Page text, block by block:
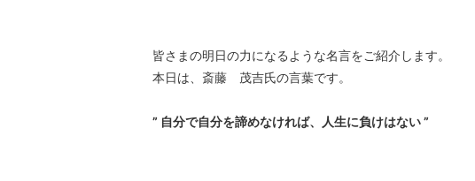
皆さまの明日の力になるような名言をご紹介します。
本日は、斎藤 茂吉氏の言葉です。
” 自分で自分を諦めなければ、人生に負けはない ”